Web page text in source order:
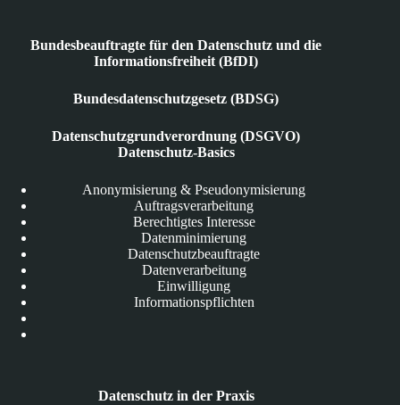
Bundesbeauftragte für den Datenschutz und die
Informationsfreiheit (BfDI)
Bundesdatenschutzgesetz (BDSG)
Datenschutzgrundverordnung (DSGVO)
Datenschutz-Basics
Anonymisierung & Pseudonymisierung
Auftragsverarbeitung
Berechtigtes Interesse
Datenminimierung
Datenschutzbeauftragte
Datenverarbeitung
Einwilligung
Informationspflichten
Datenschutz in der Praxis